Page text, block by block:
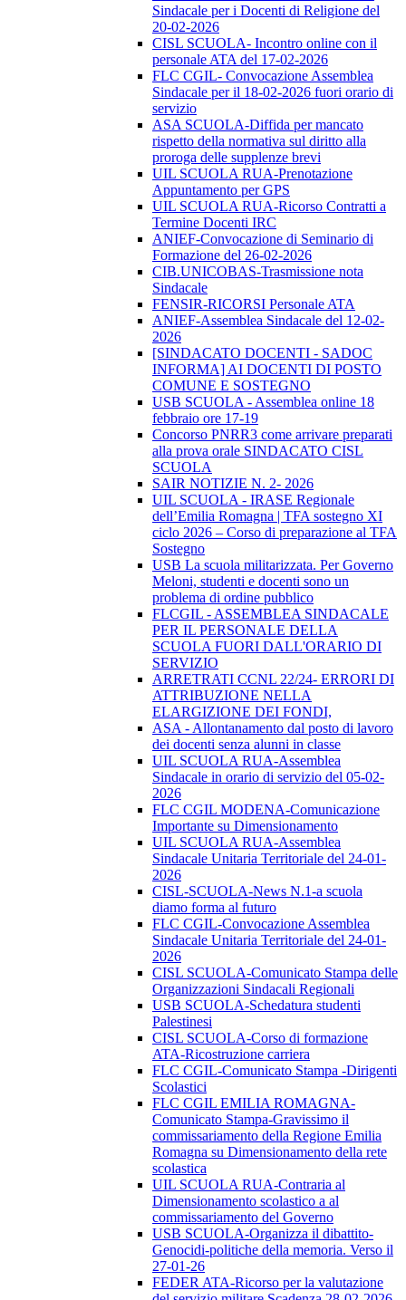
Sindacale per i Docenti di Religione del
20-02-2026
CISL SCUOLA- Incontro online con il
personale ATA del 17-02-2026
FLC CGIL- Convocazione Assemblea
Sindacale per il 18-02-2026 fuori orario di
servizio
ASA SCUOLA-Diffida per mancato
rispetto della normativa sul diritto alla
proroga delle supplenze brevi
UIL SCUOLA RUA-Prenotazione
Appuntamento per GPS
UIL SCUOLA RUA-Ricorso Contratti a
Termine Docenti IRC
ANIEF-Convocazione di Seminario di
Formazione del 26-02-2026
CIB.UNICOBAS-Trasmissione nota
Sindacale
FENSIR-RICORSI Personale ATA
ANIEF-Assemblea Sindacale del 12-02-
2026
[SINDACATO DOCENTI - SADOC
INFORMA] AI DOCENTI DI POSTO
COMUNE E SOSTEGNO
USB SCUOLA - Assemblea online 18
febbraio ore 17-19
Concorso PNRR3 come arrivare preparati
alla prova orale SINDACATO CISL
SCUOLA
SAIR NOTIZIE N. 2- 2026
UIL SCUOLA - IRASE Regionale
dell’Emilia Romagna | TFA sostegno XI
ciclo 2026 – Corso di preparazione al TFA
Sostegno
USB La scuola militarizzata. Per Governo
Meloni, studenti e docenti sono un
problema di ordine pubblico
FLCGIL - ASSEMBLEA SINDACALE
PER IL PERSONALE DELLA
SCUOLA FUORI DALL'ORARIO DI
SERVIZIO
ARRETRATI CCNL 22/24- ERRORI DI
ATTRIBUZIONE NELLA
ELARGIZIONE DEI FONDI,
ASA - Allontanamento dal posto di lavoro
dei docenti senza alunni in classe
UIL SCUOLA RUA-Assemblea
Sindacale in orario di servizio del 05-02-
2026
FLC CGIL MODENA-Comunicazione
Importante su Dimensionamento
UIL SCUOLA RUA-Assemblea
Sindacale Unitaria Territoriale del 24-01-
2026
CISL-SCUOLA-News N.1-a scuola
diamo forma al futuro
FLC CGIL-Convocazione Assemblea
Sindacale Unitaria Territoriale del 24-01-
2026
CISL SCUOLA-Comunicato Stampa delle
Organizzazioni Sindacali Regionali
USB SCUOLA-Schedatura studenti
Palestinesi
CISL SCUOLA-Corso di formazione
ATA-Ricostruzione carriera
FLC CGIL-Comunicato Stampa -Dirigenti
Scolastici
FLC CGIL EMILIA ROMAGNA-
Comunicato Stampa-Gravissimo il
commissariamento della Regione Emilia
Romagna su Dimensionamento della rete
scolastica
UIL SCUOLA RUA-Contraria al
Dimensionamento scolastico a al
commissariamento del Governo
USB SCUOLA-Organizza il dibattito-
Genocidi-politiche della memoria. Verso il
27-01-26
FEDER ATA-Ricorso per la valutazione